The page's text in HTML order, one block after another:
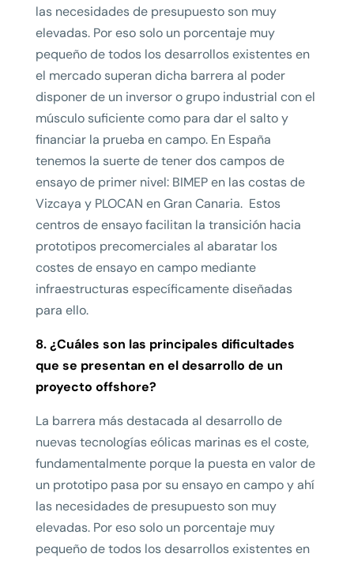
las necesidades de presupuesto son muy
elevadas. Por eso solo un porcentaje muy
pequeño de todos los desarrollos existentes en
el mercado superan dicha barrera al poder
disponer de un inversor o grupo industrial con el
músculo suficiente como para dar el salto y
financiar la prueba en campo. En España
tenemos la suerte de tener dos campos de
ensayo de primer nivel: BIMEP en las costas de
Vizcaya y PLOCAN en Gran Canaria. Estos
centros de ensayo facilitan la transición hacia
prototipos precomerciales al abaratar los
costes de ensayo en campo mediante
infraestructuras específicamente diseñadas
para ello.
8. ¿Cuáles son las principales dificultades
que se presentan en el desarrollo de un
proyecto offshore?
La barrera más destacada al desarrollo de
nuevas tecnologías eólicas marinas es el coste,
fundamentalmente porque la puesta en valor de
un prototipo pasa por su ensayo en campo y ahí
las necesidades de presupuesto son muy
elevadas. Por eso solo un porcentaje muy
pequeño de todos los desarrollos existentes en